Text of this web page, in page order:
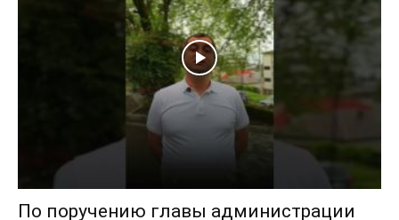
По поручению главы администрации